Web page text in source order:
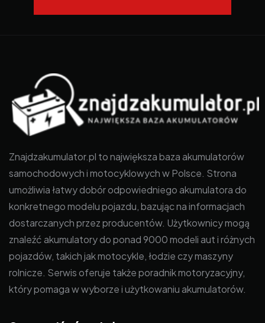
Znajdzakumulator.pl to największa baza akumulatorów
samochodowych i motocyklowych w Polsce. Strona
umożliwia łatwy dobór odpowiedniego akumulatora do
konkretnego modelu pojazdu, bazując na informacjach
dostarczanych przez producentów. Użytkownicy mogą
znaleźć akumulatory do ponad 9000 modeli aut i różnych
pojazdów, takich jak motocykle, łodzie czy maszyny
rolnicze. Serwis oferuje także poradnik motoryzacyjny,
który pomaga w wyborze i użytkowaniu akumulatorów.